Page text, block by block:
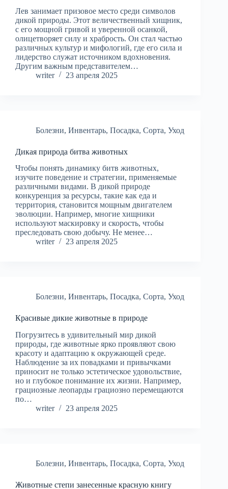
Лев занимает призовое место среди символов
дикой природы. Этот величественный хищник,
с его мощной гривой и уверенной осанкой,
олицетворяет силу и храбрость. Он стал частью
различных культур и мифологий, где его сила и
лидерство служат источником вдохновения.
Другим важным представителем…
writer
23 апреля 2025
Болезни, Инвентарь, Посадка, Сорта, Уход
Дикая природа битва животных
Чтобы понять динамику битв животных,
изучите поведение и стратегии, применяемые
различными видами. В дикой природе
конкуренция за ресурсы, такие как еда и
территория, становится мощным двигателем
эволюции. Например, многие хищники
используют маскировку и скорость, чтобы
преследовать свою добычу. Не менее…
writer
23 апреля 2025
Болезни, Инвентарь, Посадка, Сорта, Уход
Красивые дикие животные в природе
Погрузитесь в удивительный мир дикой
природы, где животные ярко проявляют свою
красоту и адаптацию к окружающей среде.
Наблюдение за их повадками и привычками
приносит не только эстетическое удовольствие,
но и глубокое понимание их жизни. Например,
грациозные леопарды грациозно перемещаются
по…
writer
23 апреля 2025
Болезни, Инвентарь, Посадка, Сорта, Уход
Животные степи занесенные красную книгу